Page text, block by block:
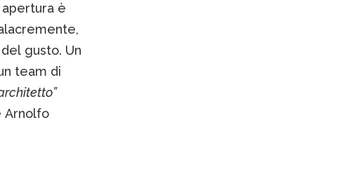
apertura è
gusto. Un
team di
Arnolfo